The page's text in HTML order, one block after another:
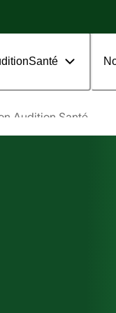
Audition Santé